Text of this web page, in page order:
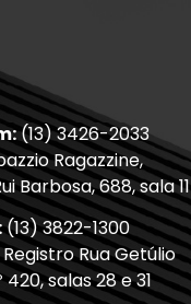
(13) 3426-2033
Ragazzine,
Barbosa, 688, sala 11
(13) 3822-1300
Rua Getúlio
salas 28 e 31